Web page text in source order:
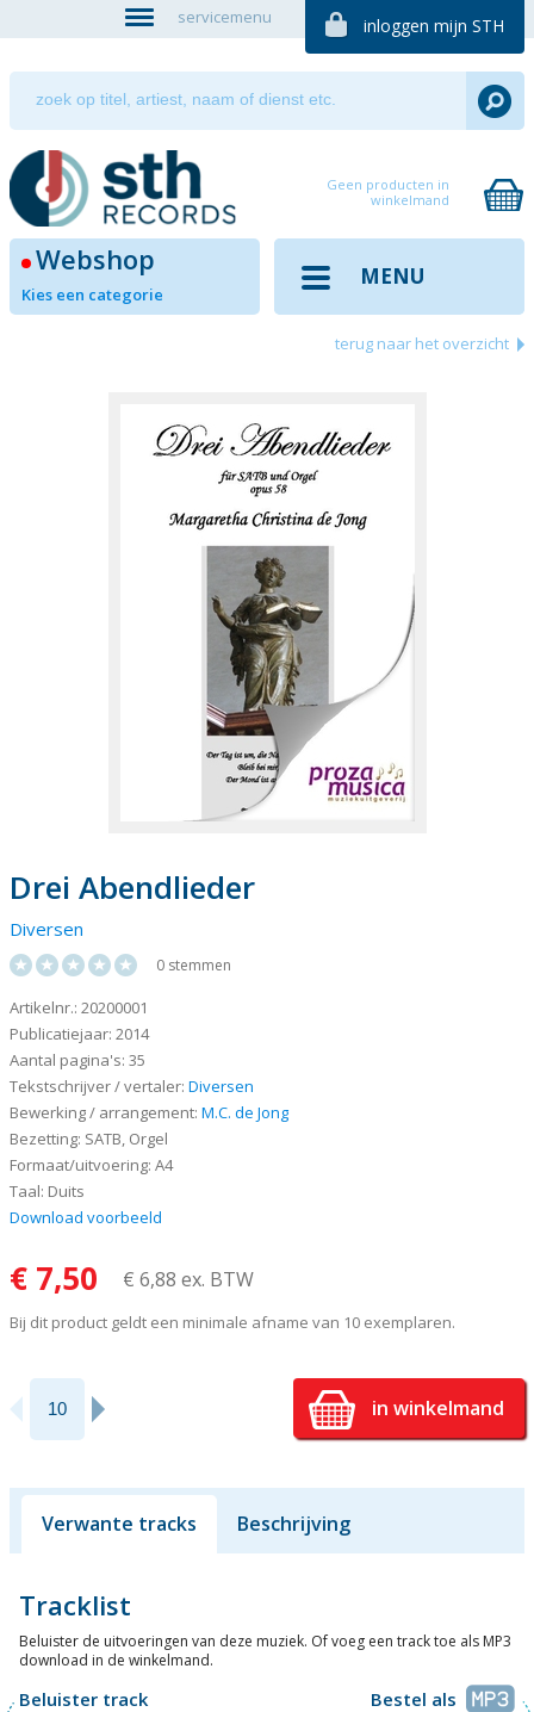
servicemenu inloggen mijn STH
Geen producten in
winkelmand
Webshop
Kies een categorie
MENU
terug naar het overzicht
Drei Abendlieder
Diversen
0 stemmen
Artikelnr.: 20200001
Publicatiejaar: 2014
Aantal pagina's: 35
Tekstschrijver / vertaler: Diversen
Bewerking / arrangement: M.C. de Jong
Bezetting: SATB, Orgel
Formaat/uitvoering: A4
Taal: Duits
Download voorbeeld
€ 7,50 € 6,88 ex. BTW
Bij dit product geldt een minimale afname van 10 exemplaren.
in winkelmand
Verwante tracks Beschrijving
Tracklist
Beluister de uitvoeringen van deze muziek. Of voeg een track toe als MP3
download in de winkelmand.
Beluister track Bestel als